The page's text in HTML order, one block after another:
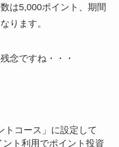
は5,000ポイント、 期間
ります。
念ですね・・・
トコース」に設定して
ト利用でポイント投資